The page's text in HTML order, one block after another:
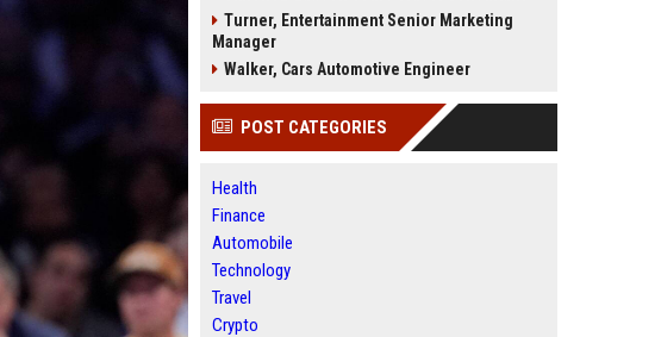
Turner, Entertainment Senior Marketing
Manager
Walker, Cars Automotive Engineer
POST CATEGORIES
Health
Finance
Automobile
Technology
Travel
Crypto